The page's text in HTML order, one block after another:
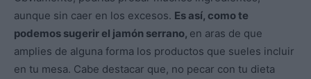
aunque sin caer en los excesos. Es así, como te
podemos sugerir el jamón serrano, en aras de que
amplies de alguna forma los productos que sueles incluir
en tu mesa. Cabe destacar que, no pecar con tu dieta